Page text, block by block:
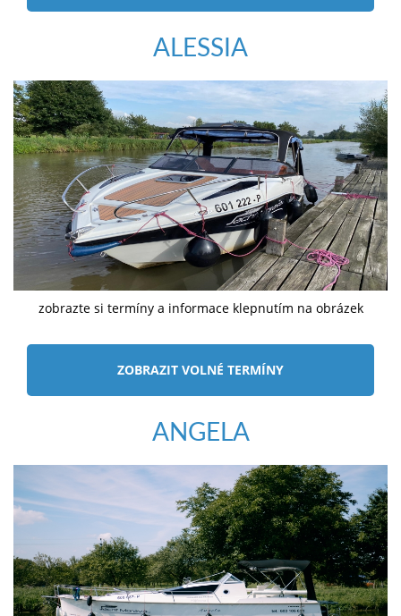
ALESSIA
zobrazte si termíny a informace klepnutím na obrázek
ZOBRAZIT VOLNÉ TERMÍNY
ANGELA